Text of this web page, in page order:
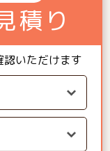
積り
いただけます